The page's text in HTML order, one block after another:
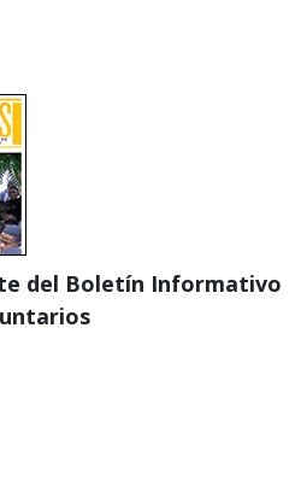
del Boletín Informativo